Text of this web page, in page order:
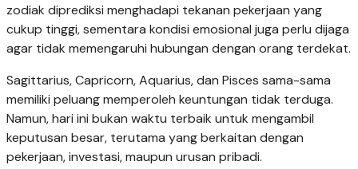
zodiak diprediksi menghadapi tekanan pekerjaan yang
cukup tinggi, sementara kondisi emosional juga perlu dijaga
agar tidak memengaruhi hubungan dengan orang terdekat.
Sagittarius, Capricorn, Aquarius, dan Pisces sama-sama
memiliki peluang memperoleh keuntungan tidak terduga.
Namun, hari ini bukan waktu terbaik untuk mengambil
keputusan besar, terutama yang berkaitan dengan
pekerjaan, investasi, maupun urusan pribadi.